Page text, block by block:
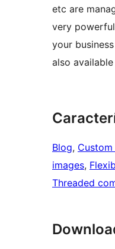
etc are
very
your
also
Blog,
images,
Threaded